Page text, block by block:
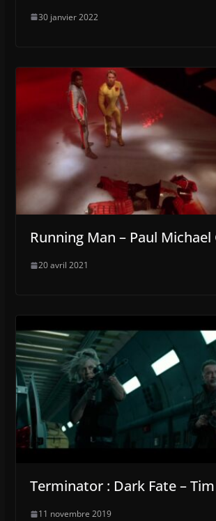
30 janvier 2022
Running Man – Paul Michael
20 avril 2021
Terminator : Dark Fate –
11 novembre 2019